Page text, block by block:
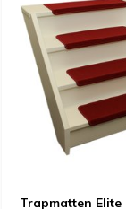
Trapmatten Elite